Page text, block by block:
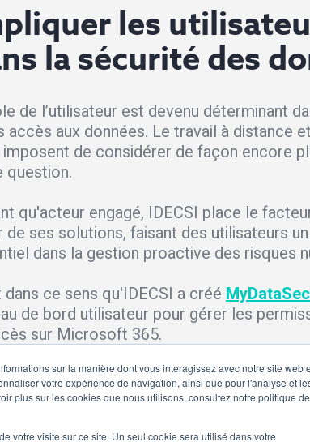
sur la manière dont vous interagissez avec notre site web
votre expérience de navigation, ainsi que pour l'analyse et
plus sur les cookies que nous utilisons, consultez notre politique de
votre visite sur ce site. Un seul cookie sera utilisé dans votre
les
la sécurité des
de l’utilisateur est devenu déterminant
accès aux données. Le travail à distance
imposent de considérer de façon encore
question.
qu'acteur engagé, IDECSI place le
ses solutions, faisant des utilisateurs
dans la gestion proactive des risques
dans ce sens qu'IDECSI a créé
de bord utilisateur pour gérer les
sur Microsoft 365.